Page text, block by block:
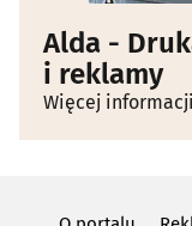
Alda -
i reklamy
Więcej informacji